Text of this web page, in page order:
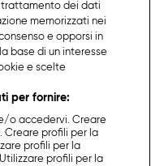
trattamento dei dati
memorizzati nei
e opporsi in
base di un interesse
e scelte
per fornire:
o accedervi. Creare
Creare profili per la
profili per la
profili per la